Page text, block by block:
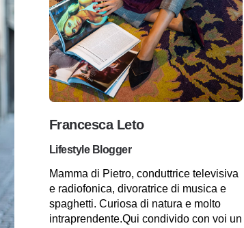
Francesca Leto
Lifestyle Blogger
Mamma di Pietro, conduttrice televisiva
e radiofonica, divoratrice di musica e
spaghetti. Curiosa di natura e molto
intraprendente.Qui condivido con voi un